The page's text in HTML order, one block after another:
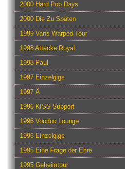
2000 Hard Pop Days
2000 Die Zu Späten
1999 Vans Warped Tour
1998 Attacke Royal
1998 Paul
1997 Einzelgigs
1997 Ä
1996 KISS Support
1996 Voodoo Lounge
1996 Einzelgigs
1995 Eine Frage der Ehre
1995 Geheimtour